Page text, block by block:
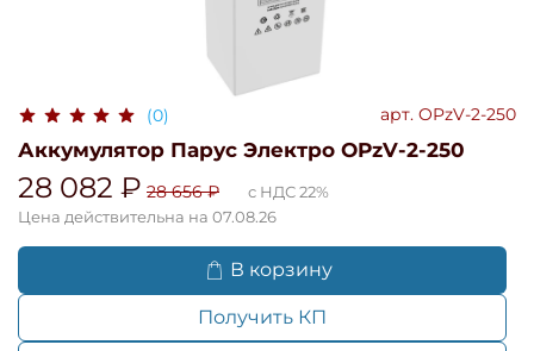
(0) арт. OPzV-2-250
Аккумулятор Парус Электро OPzV-2-250
28 082 ₽ 28 656 ₽
с НДС 22%
Цена действительна на 07.08.26
В корзину
Получить КП